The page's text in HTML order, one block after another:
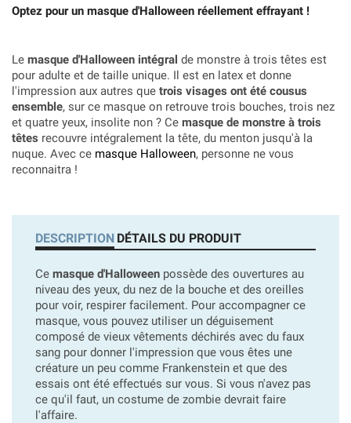
Optez pour un masque d'Halloween réellement effrayant !
Le masque d'Halloween intégral de monstre à trois têtes est
pour adulte et de taille unique. Il est en latex et donne
l'impression aux autres que trois visages ont été cousus
ensemble, sur ce masque on retrouve trois bouches, trois nez
et quatre yeux, insolite non ? Ce masque de monstre à trois
têtes recouvre intégralement la tête, du menton jusqu'à la
nuque. Avec ce masque Halloween, personne ne vous
reconnaitra !
DESCRIPTION DÉTAILS DU PRODUIT
Ce masque d'Halloween possède des ouvertures au
niveau des yeux, du nez de la bouche et des oreilles
pour voir, respirer facilement. Pour accompagner ce
masque, vous pouvez utiliser un déguisement
composé de vieux vêtements déchirés avec du faux
sang pour donner l'impression que vous êtes une
créature un peu comme Frankenstein et que des
essais ont été effectués sur vous. Si vous n'avez pas
ce qu'il faut, un costume de zombie devrait faire
l'affaire.